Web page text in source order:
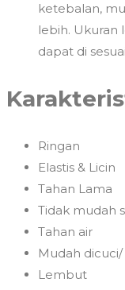
ketebalan,
lebih. Ukuran
dapat di
Ringan
Elastis & Licin
Tahan Lama
Tidak mudah
Tahan air
Mudah
Lembut